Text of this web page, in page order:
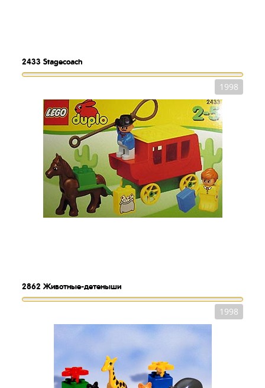
2433 Stagecoach
1998
2862 Животные-детеныши
1998